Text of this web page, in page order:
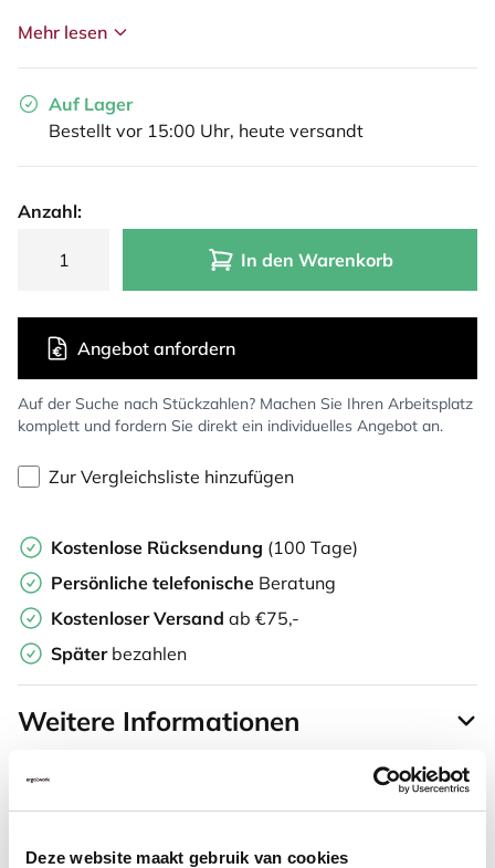
Deze website maakt gebruik van cookies
Mehr lesen
Auf Lager
Bestellt vor 15:00 Uhr, heute versandt
Anzahl:
In den Warenkorb
Auf der Suche nach Stückzahlen? Machen Sie Ihren Arbeitsplatz
komplett und fordern Sie direkt ein individuelles Angebot an.
Angebot anfordern
Zur Vergleichsliste hinzufügen
Kostenlose Rücksendung (100 Tage)
Persönliche telefonische Beratung
Kostenloser Versand ab €75,-
Später bezahlen
Weitere Informationen
Häufig gestellte Fragen